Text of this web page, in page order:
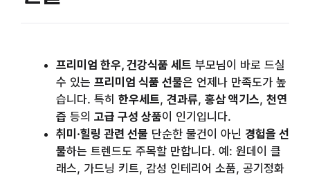
프리미엄 한우, 건강식품 세트 부모님이 바로 드실
수 있는 프리미엄 식품 선물은 언제나 만족도가 높
습니다. 특히 한우세트, 견과류, 홍삼 액기스, 천연
즙 등의 고급 구성 상품이 인기입니다.
취미·힐링 관련 선물 단순한 물건이 아닌 경험을 선
물하는 트렌드도 주목할 만합니다. 예: 원데이 클
래스, 가드닝 키트, 감성 인테리어 소품, 공기정화